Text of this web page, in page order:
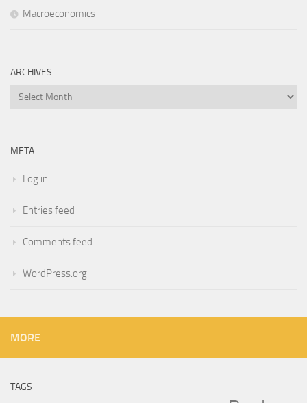
Macroeconomics
ARCHIVES
Archives
META
Log in
Entries feed
Comments feed
WordPress.org
MORE
TAGS